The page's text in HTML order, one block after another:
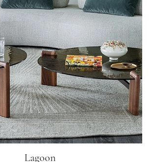
Lagoon